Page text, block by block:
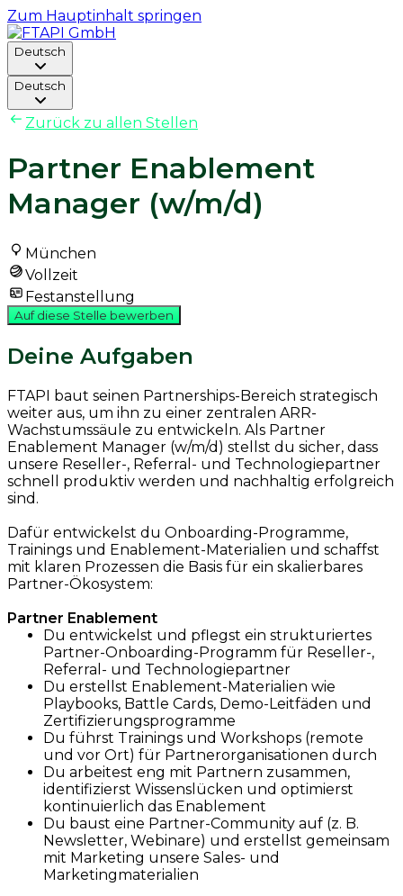
Zum Hauptinhalt springen
Deutsch
Deutsch
Zurück zu allen Stellen
Partner Enablement
Manager (w/m/d)
München
Vollzeit
Festanstellung
Auf diese Stelle bewerben
Deine Aufgaben
FTAPI baut seinen Partnerships-Bereich strategisch
weiter aus, um ihn zu einer zentralen ARR-
Wachstumssäule zu entwickeln. Als Partner
Enablement Manager (w/m/d) stellst du sicher, dass
unsere Reseller-, Referral- und Technologiepartner
schnell produktiv werden und nachhaltig erfolgreich
sind.
Dafür entwickelst du Onboarding-Programme,
Trainings und Enablement-Materialien und schaffst
mit klaren Prozessen die Basis für ein skalierbares
Partner-Ökosystem:
Partner Enablement
Du entwickelst und pflegst ein strukturiertes
Partner-Onboarding-Programm für Reseller-,
Referral- und Technologiepartner
Du erstellst Enablement-Materialien wie
Playbooks, Battle Cards, Demo-Leitfäden und
Zertifizierungsprogramme
Du führst Trainings und Workshops (remote
und vor Ort) für Partnerorganisationen durch
Du arbeitest eng mit Partnern zusammen,
identifizierst Wissenslücken und optimierst
kontinuierlich das Enablement
Du baust eine Partner-Community auf (z. B.
Newsletter, Webinare) und erstellst gemeinsam
mit Marketing unsere Sales- und
Marketingmaterialien